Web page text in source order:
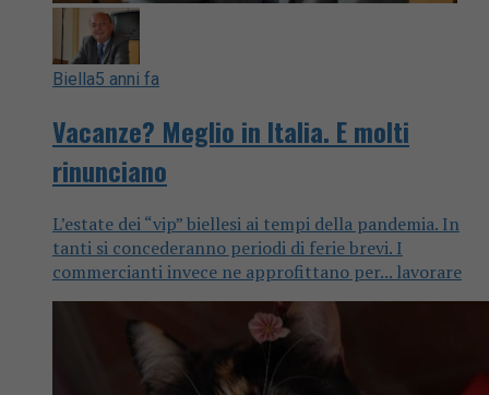
Biella5 anni fa
Vacanze? Meglio in Italia. E molti
rinunciano
L’estate dei “vip” biellesi ai tempi della pandemia. In
tanti si concederanno periodi di ferie brevi. I
commercianti invece ne approfittano per... lavorare